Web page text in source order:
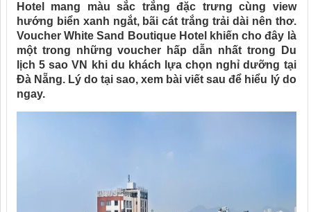
Hotel mang màu sắc trắng đặc trưng cùng view
hướng biển xanh ngắt, bãi cát trắng trải dài nên thơ.
Voucher White Sand Boutique Hotel khiến cho đây là
một trong những voucher hấp dẫn nhất trong
Du
lịch 5 sao VN
khi du khách lựa chọn nghỉ dưỡng tại
Đà Nẵng. Lý do tại sao, xem bài viết sau để hiểu lý do
ngay.